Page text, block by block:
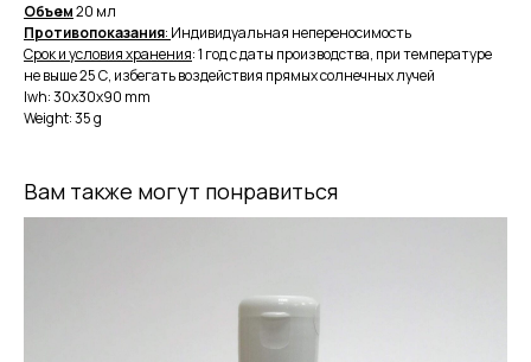
Объем20 мл
Противопоказания: Индивидуальная непереносимость
Срок и условия хранения: 1 год с даты производства, при температуре
не выше 25 С, избегать воздействия прямых солнечных лучей
lwh: 30x30x90 mm
Weight: 35 g
Вам также могут понравиться